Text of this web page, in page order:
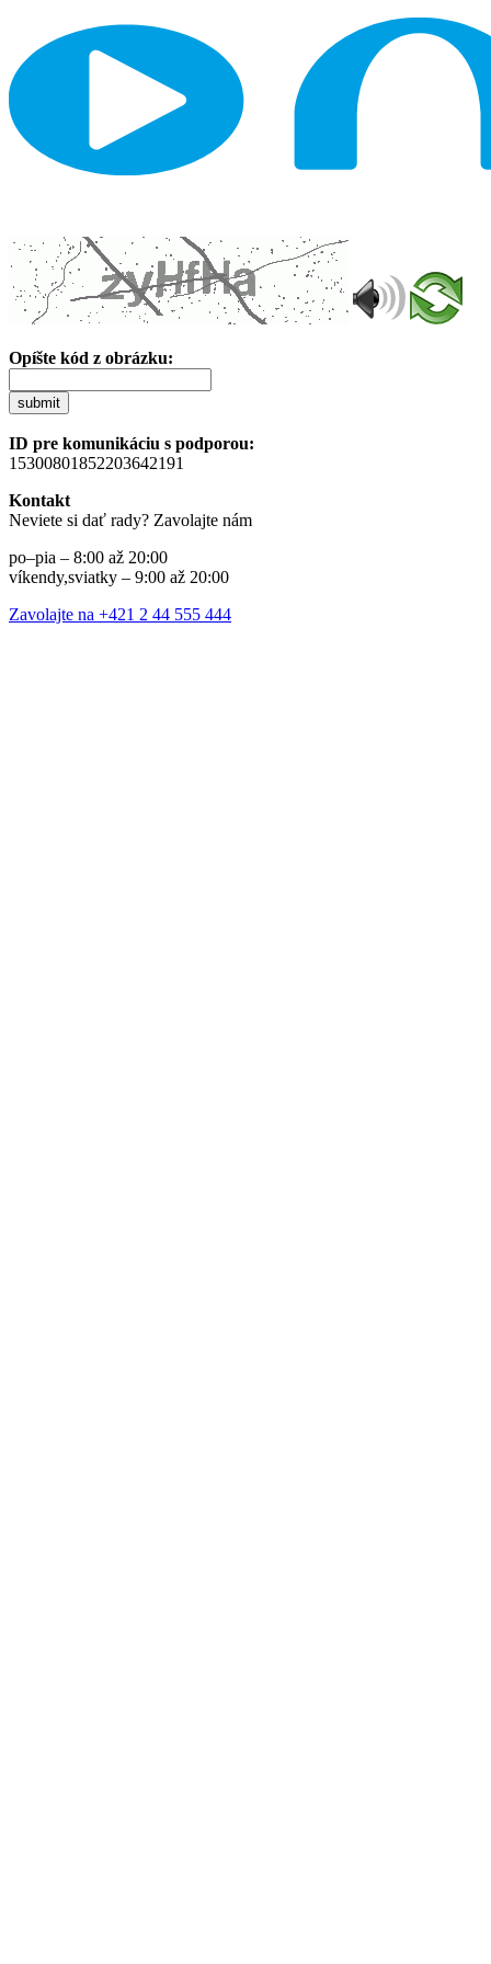
Opíšte kód z obrázku:
submit
ID pre komunikáciu s podporou:
15300801852203642191
Kontakt
Neviete si dať rady? Zavolajte nám
po–pia – 8:00 až 20:00
víkendy,sviatky – 9:00 až 20:00
Zavolajte na +421 2 44 555 444